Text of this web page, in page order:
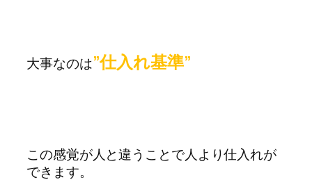
大事なのは”仕入れ基準”
この感覚が人と違うことで人より仕入れが
できます。